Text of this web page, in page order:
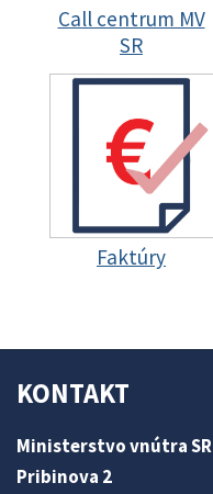
Call centrum MV
SR
Faktúry
KONTAKT
Ministerstvo vnútra SR
Pribinova 2